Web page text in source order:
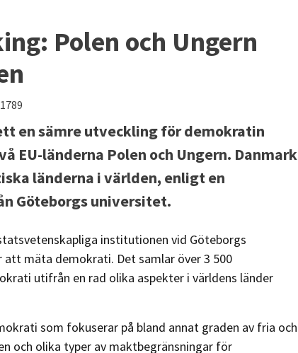
Polen och Ungern
en sämre utveckling för demokratin
EU-länderna Polen och Ungern. Danmark
länderna i världen, enligt en
Göteborgs universitet.
institutionen vid Göteborgs
mäta demokrati. Det samlar över 3 500
utifrån en rad olika aspekter i världens länder
som fokuserar på bland annat graden av fria och
och olika typer av maktbegränsningar för